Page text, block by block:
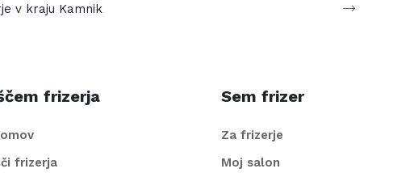
v kraju Kamnik
frizerja
frizerja
Sem frizer
Za frizerje
Moj salon